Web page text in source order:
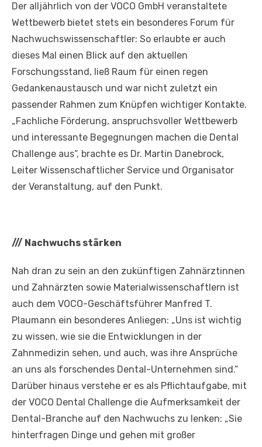
Der alljährlich von der VOCO GmbH veranstaltete
Wettbewerb bietet stets ein besonderes Forum für
Nachwuchswissenschaftler: So erlaubte er auch
dieses Mal einen Blick auf den aktuellen
Forschungsstand, ließ Raum für einen regen
Gedankenaustausch und war nicht zuletzt ein
passender Rahmen zum Knüpfen wichtiger Kontakte.
„Fachliche Förderung, anspruchsvoller Wettbewerb
und interessante Begegnungen machen die Dental
Challenge aus“, brachte es Dr. Martin Danebrock,
Leiter Wissenschaftlicher Service und Organisator
der Veranstaltung, auf den Punkt.
/// Nachwuchs stärken
Nah dran zu sein an den zukünftigen Zahnärztinnen
und Zahnärzten sowie Materialwissenschaftlern ist
auch dem VOCO-Geschäftsführer Manfred T.
Plaumann ein besonderes Anliegen: „Uns ist wichtig
zu wissen, wie sie die Entwicklungen in der
Zahnmedizin sehen, und auch, was ihre Ansprüche
an uns als forschendes Dental-Unternehmen sind.“
Darüber hinaus verstehe er es als Pflichtaufgabe, mit
der VOCO Dental Challenge die Aufmerksamkeit der
Dental-Branche auf den Nachwuchs zu lenken: „Sie
hinterfragen Dinge und gehen mit großer